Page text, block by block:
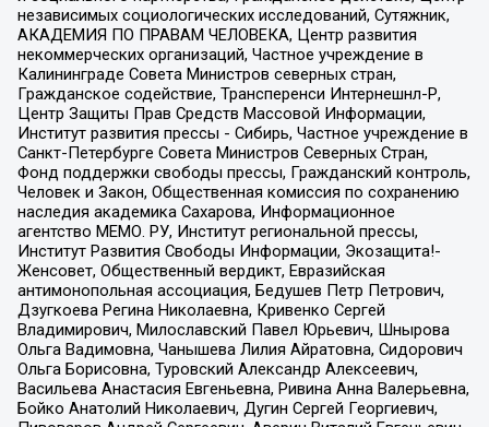
независимых социологических исследований, Сутяжник,
АКАДЕМИЯ ПО ПРАВАМ ЧЕЛОВЕКА, Центр развития
некоммерческих организаций, Частное учреждение в
Калининграде Совета Министров северных стран,
Гражданское содействие, Трансперенси Интернешнл-Р,
Центр Защиты Прав Средств Массовой Информации,
Институт развития прессы - Сибирь, Частное учреждение в
Санкт-Петербурге Совета Министров Северных Стран,
Фонд поддержки свободы прессы, Гражданский контроль,
Человек и Закон, Общественная комиссия по сохранению
наследия академика Сахарова, Информационное
агентство МЕМО. РУ, Институт региональной прессы,
Институт Развития Свободы Информации, Экозащита!-
Женсовет, Общественный вердикт, Евразийская
антимонопольная ассоциация, Бедушев Петр Петрович,
Дзугкоева Регина Николаевна, Кривенко Сергей
Владимирович, Милославский Павел Юрьевич, Шнырова
Ольга Вадимовна, Чанышева Лилия Айратовна, Сидорович
Ольга Борисовна, Туровский Александр Алексеевич,
Васильева Анастасия Евгеньевна, Ривина Анна Валерьевна,
Бойко Анатолий Николаевич, Дугин Сергей Георгиевич,